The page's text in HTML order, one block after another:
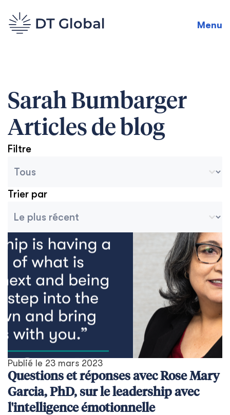
Menu
Sarah Bumbarger
Articles de blog
Filtre
Trier par
Publié le 23 mars 2023
Questions et réponses avec Rose Mary
Garcia, PhD, sur le leadership avec
l'intelligence émotionnelle